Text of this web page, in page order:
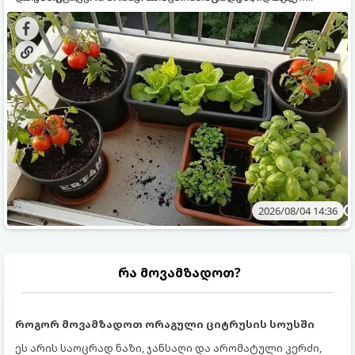
ყოველდღიურად ახალ, არომატულ მწვანილსა და
ბოსტნეულს მოკრეფთ.
კულტურები ეგუებიან ქოთნის პირობებს ყველაზე კარგად
და როგორ მოუაროთ მათ სწორად.
2026/08/04 14:36
რა მოვამზადოთ?
როგორ მოვამზადოთ ორაგული ციტრუსის სოუსში
ეს არის საოცრად ნაზი, ჯანსაღი და არომატული კერძი,